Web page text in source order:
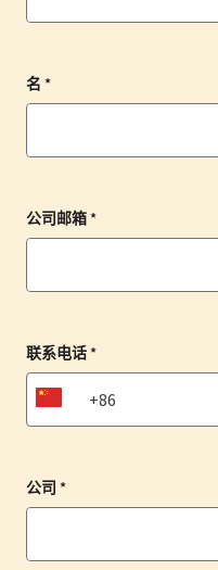
名 *
公司邮箱 *
联系电话 *
CN
公司 *